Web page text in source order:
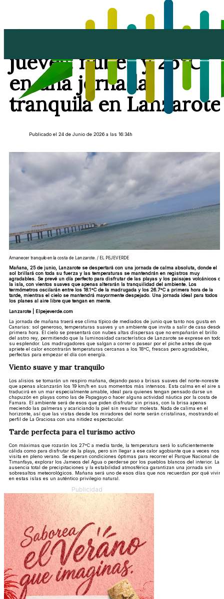
jueves: nubes y 26°C
en una jornada
tranquila en Lanzarote
Publicado el 24 de Junio de 2026 a las 16:34h
Amanecer tranquilo en la costa de Lanzarote. / EL PEJEVERDE
Mañana, 25 de junio, Lanzarote se despertará con una jornada de calma absoluta, donde el
sol brillará con toda su fuerza y las temperaturas se mantendrán en registros muy
agradables. Se prevé un día perfecto para disfrutar de las playas y los paisajes volcánicos de
la isla, con vientos suaves que apenas alterarán la tranquilidad del ambiente. Los
termómetros oscilarán entre los 18.1°C de la madrugada y los 26.7°C a primera hora de la
tarde, mientras el cielo se mantendrá mayormente despejado. Una jornada ideal para todos
los planes al aire libre que tengan en mente.
Lanzarote | Elpejeverde.com
La jornada de mañana traerá ese clima típico de mediados de junio que tanto nos gusta en
Canarias: sol generoso, temperaturas suaves y un ambiente que invita a salir de casa desde
primera hora. El cielo se presentará con nubes altas dispersas que no empañarán el brillo
del astro rey, permitiendo que la luminosidad característica de Lanzarote se exprese en todo
su esplendor. Los madrugadores que salgan a correr o pasear por el piche antes de que
apriete el calor encontrarán temperaturas cercanas a los 18°C, frescas pero agradables,
perfectas para empezar el día con energía.
Viento suave y mar tranquilo
Los alisios se tomarán un respiro mañana, dejando paso a brisas suaves del norte-noreste
que apenas alcanzarán los 19 km/h en sus momentos más intensos. Esta calma en el aire se
traducirá en un mar especialmente amable, ideal para quienes tengan pensado darse un
chapuzón en playas como las de Papagayo o hacer alguna actividad náutica por la costa de
Famara. El ambiente será de esos que piden disfrutar sin prisas, con la brisa apenas
meciendo las palmeras y acariciando la piel sin resultar molesta. Nada de calima en el
horizonte, así que las vistas desde los miradores del norte serán cristalinas, mostrando el
perfil de La Graciosa con una nitidez espectacular.
Tarde perfecta para el turismo activo
Con máximas que rozarán los 27°C a media tarde, la temperatura será lo suficientemente
cálida como para disfrutar de la playa, pero sin llegar a ese calor agobiante que a veces nos
visita en pleno verano. Se esperan condiciones óptimas para recorrer el Parque Nacional de
Timanfaya, explorar los Jameos del Agua o perderse por los pueblos blancos del interior. La
ausencia total de precipitaciones y la estabilidad atmosférica garantizan una jornada sin
sobresaltos meteorológicos. Mañana será uno de esos días que nos recuerdan por qué vivir
en estas islas es un auténtico privilegio natural.
Publicidad